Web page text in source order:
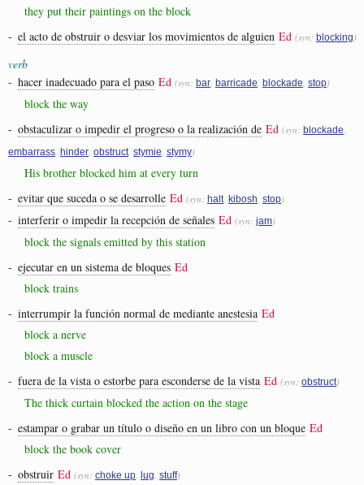
they put their paintings on the block
- el acto de obstruir o desviar los movimientos de alguien Ed (syn: blocking )
verb
- hacer inadecuado para el paso Ed (syn: bar barricade blockade stop)
block the way
- obstaculizar o impedir el progreso o la realización de Ed (syn: blockade
embarrass hinder obstruct stymie stymy)
His brother blocked him at every turn
- evitar que suceda o se desarrolle Ed (syn: halt kibosh stop)
- interferir o impedir la recepción de señales Ed (syn: jam)
block the signals emitted by this station
- ejecutar en un sistema de bloques Ed
block trains
- interrumpir la función normal de mediante anestesia Ed
block a nerve
block a muscle
- fuera de la vista o estorbe para esconderse de la vista Ed (syn: obstruct)
The thick curtain blocked the action on the stage
- estampar o grabar un título o diseño en un libro con un bloque Ed
block the book cover
- obstruir Ed (syn: choke up lug stuff)